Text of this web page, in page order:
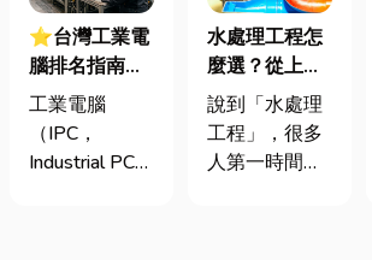
⭐台灣工業電
腦排名指南：
台灣三大工業
電腦龍頭有哪
些？工廠採購
工業電腦
（IPC，
Industrial PC）
水處理工程怎
麼選？從上游
材料到下游整
合一次搞懂！
說到「水處理
工程」，很多
人第一時間想